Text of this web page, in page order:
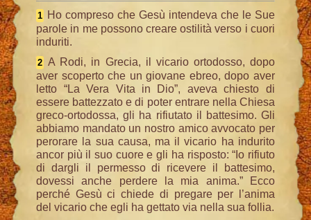
1 Ho compreso che Gesù intendeva che le Sue
parole in me possono creare ostilità verso i cuori
induriti.
2 A Rodi, in Grecia, il vicario ortodosso, dopo
aver scoperto che un giovane ebreo, dopo aver
letto “La Vera Vita in Dio”, aveva chiesto di
essere battezzato e di poter entrare nella Chiesa
greco-ortodossa, gli ha rifiutato il battesimo. Gli
abbiamo mandato un nostro amico avvocato per
perorare la sua causa, ma il vicario ha indurito
ancor più il suo cuore e gli ha risposto: “Io rifiuto
di dargli il permesso di ricevere il battesimo,
dovessi anche perdere la mia anima.” Ecco
perché Gesù ci chiede di pregare per l’anima
del vicario che egli ha gettato via nella sua follia.